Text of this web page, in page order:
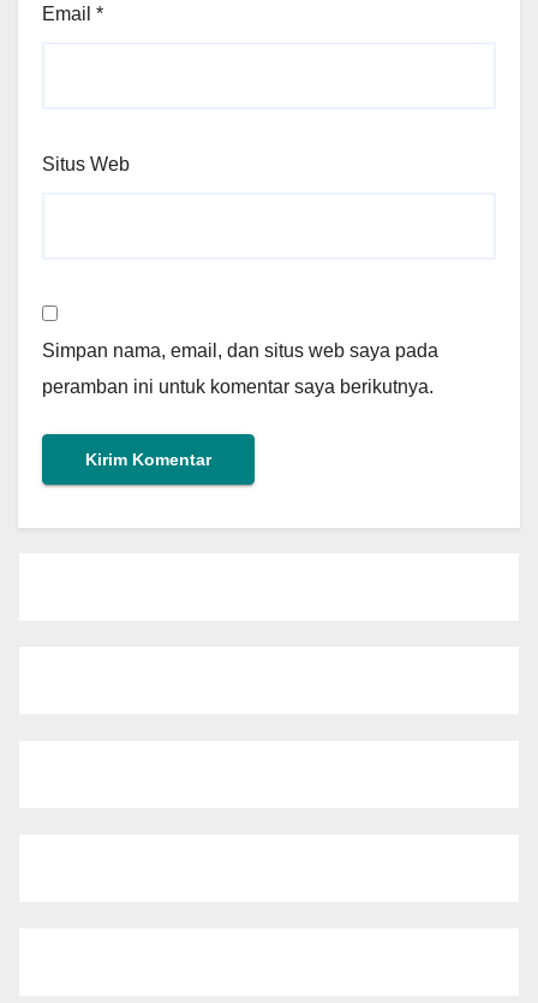
Email *
Situs Web
Simpan nama, email, dan situs web saya pada
peramban ini untuk komentar saya berikutnya.